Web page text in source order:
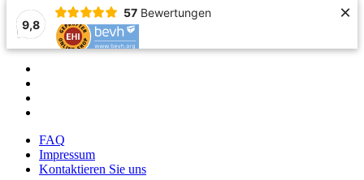
9,8
57 Bewertungen ×
FAQ
Impressum
Kontaktieren Sie uns